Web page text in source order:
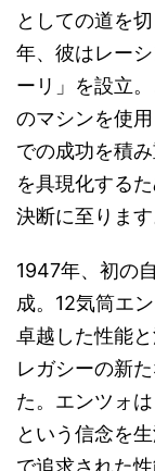
としての道を
年、彼はレー
ーリ」を設立
のマシンを使
での成功を積
を具現化する
決断に至ります
1947年、初の
成。12気筒エ
卓越した性能
レガシーの新
た。エンツォ
という信念を
で追求された